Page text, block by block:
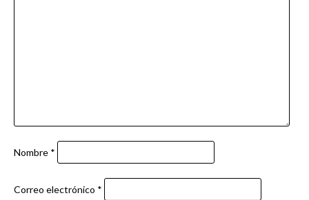
Nombre *
Correo electrónico *